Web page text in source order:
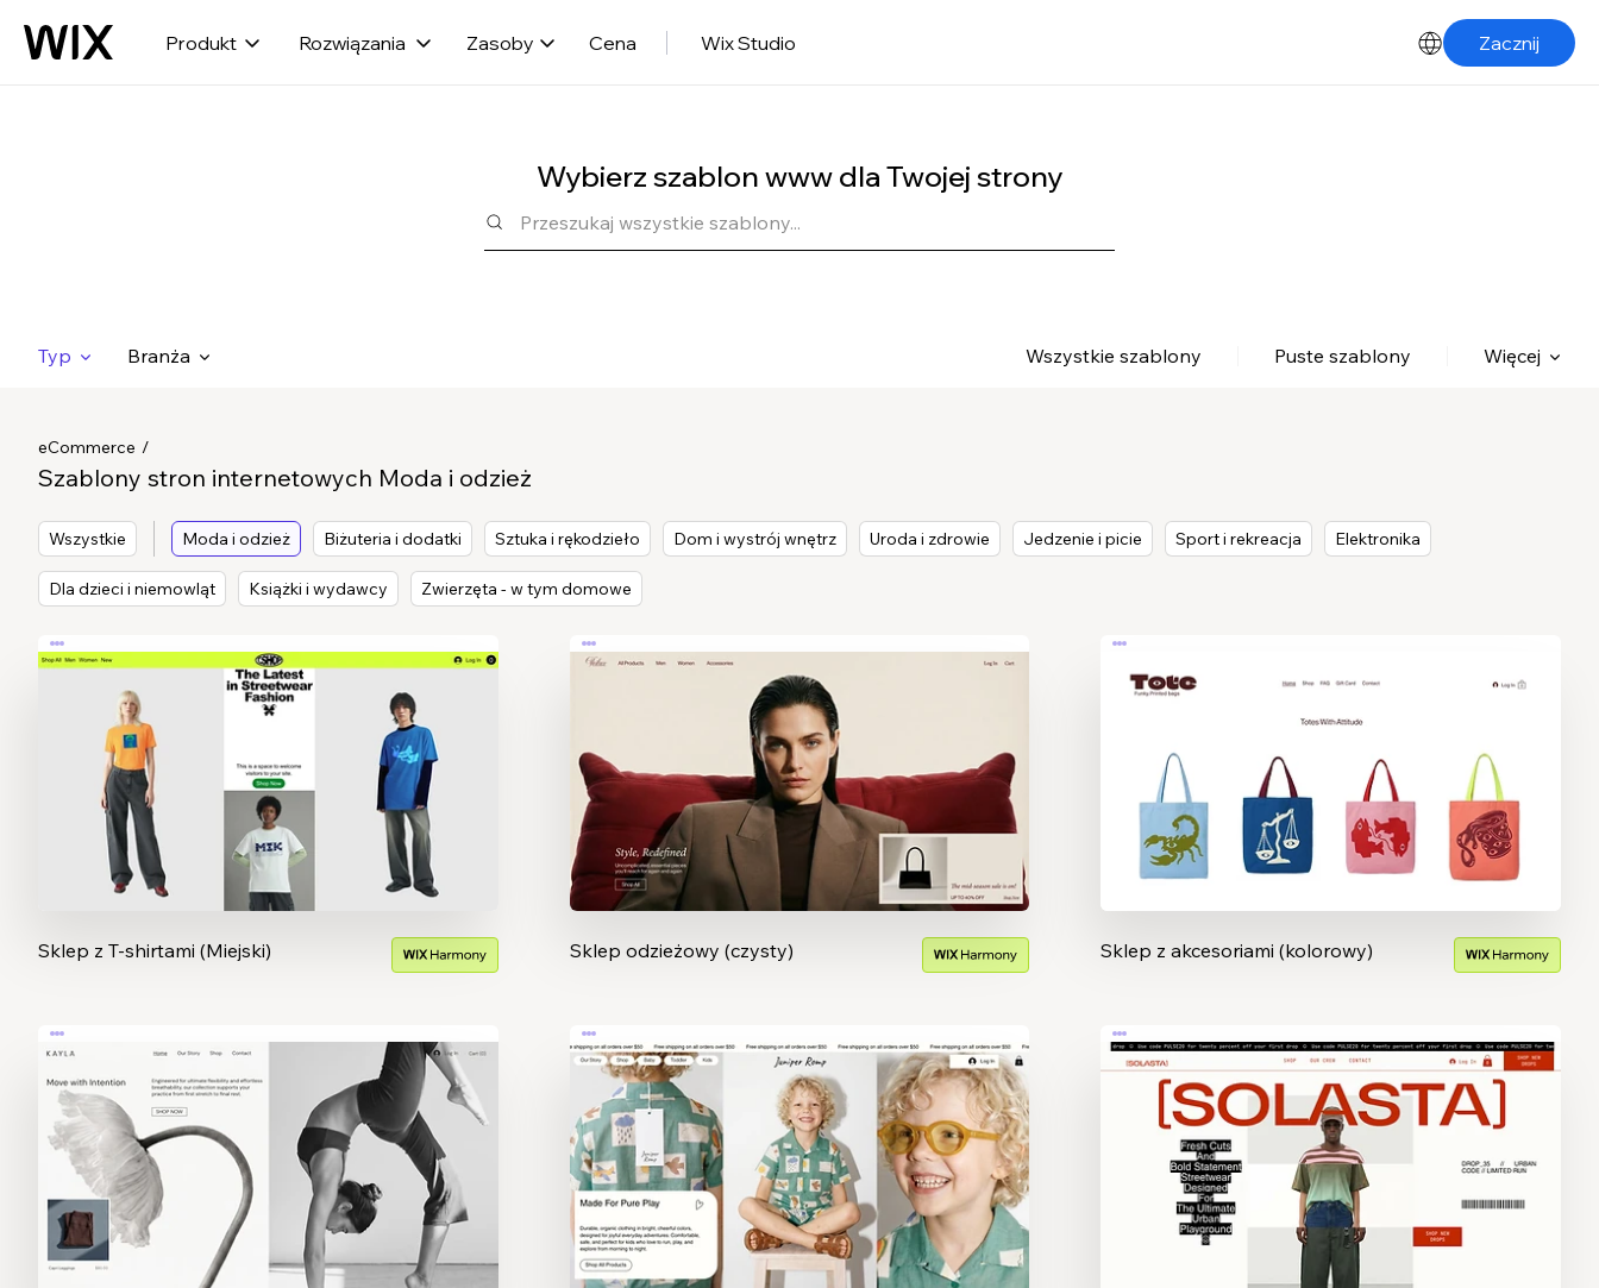
Produkt Rozwiązania Zasoby Cena Wix Studio Zacznij
Wybierz szablon www dla Twojej strony
Typ Branża Wszystkie szablony Puste szablony Więcej
eCommerce
Szablony stron internetowych Moda i odzież
Wszystkie Moda i odzież Biżuteria i dodatki Sztuka i rękodzieło Dom i wystrój wnętrz Uroda i zdrowie Jedzenie i picie Sport i rekreacja Elektronika
Dla dzieci i niemowląt Książki i wydawcy Zwierzęta - w tym domowe
Sklep z T-shirtami (Miejski) Sklep odzieżowy (czysty) Sklep z akcesoriami (kolorowy)